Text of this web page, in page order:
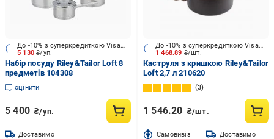
5 130₴/уп.
До -10% з суперкредиткою Visa Вигода
Набір посуду Riley&Tailor Loft 8
предметів 104308
оцінити
5 400 ₴/уп.
Доставимо
1 468.89 ₴/шт.
До -10% з суперкредиткою Visa Вигода
Каструля з кришкою Riley&Tailor
Loft 2,7 л 210620
3
1 546.20 ₴/шт.
Cамовивіз Доставимо